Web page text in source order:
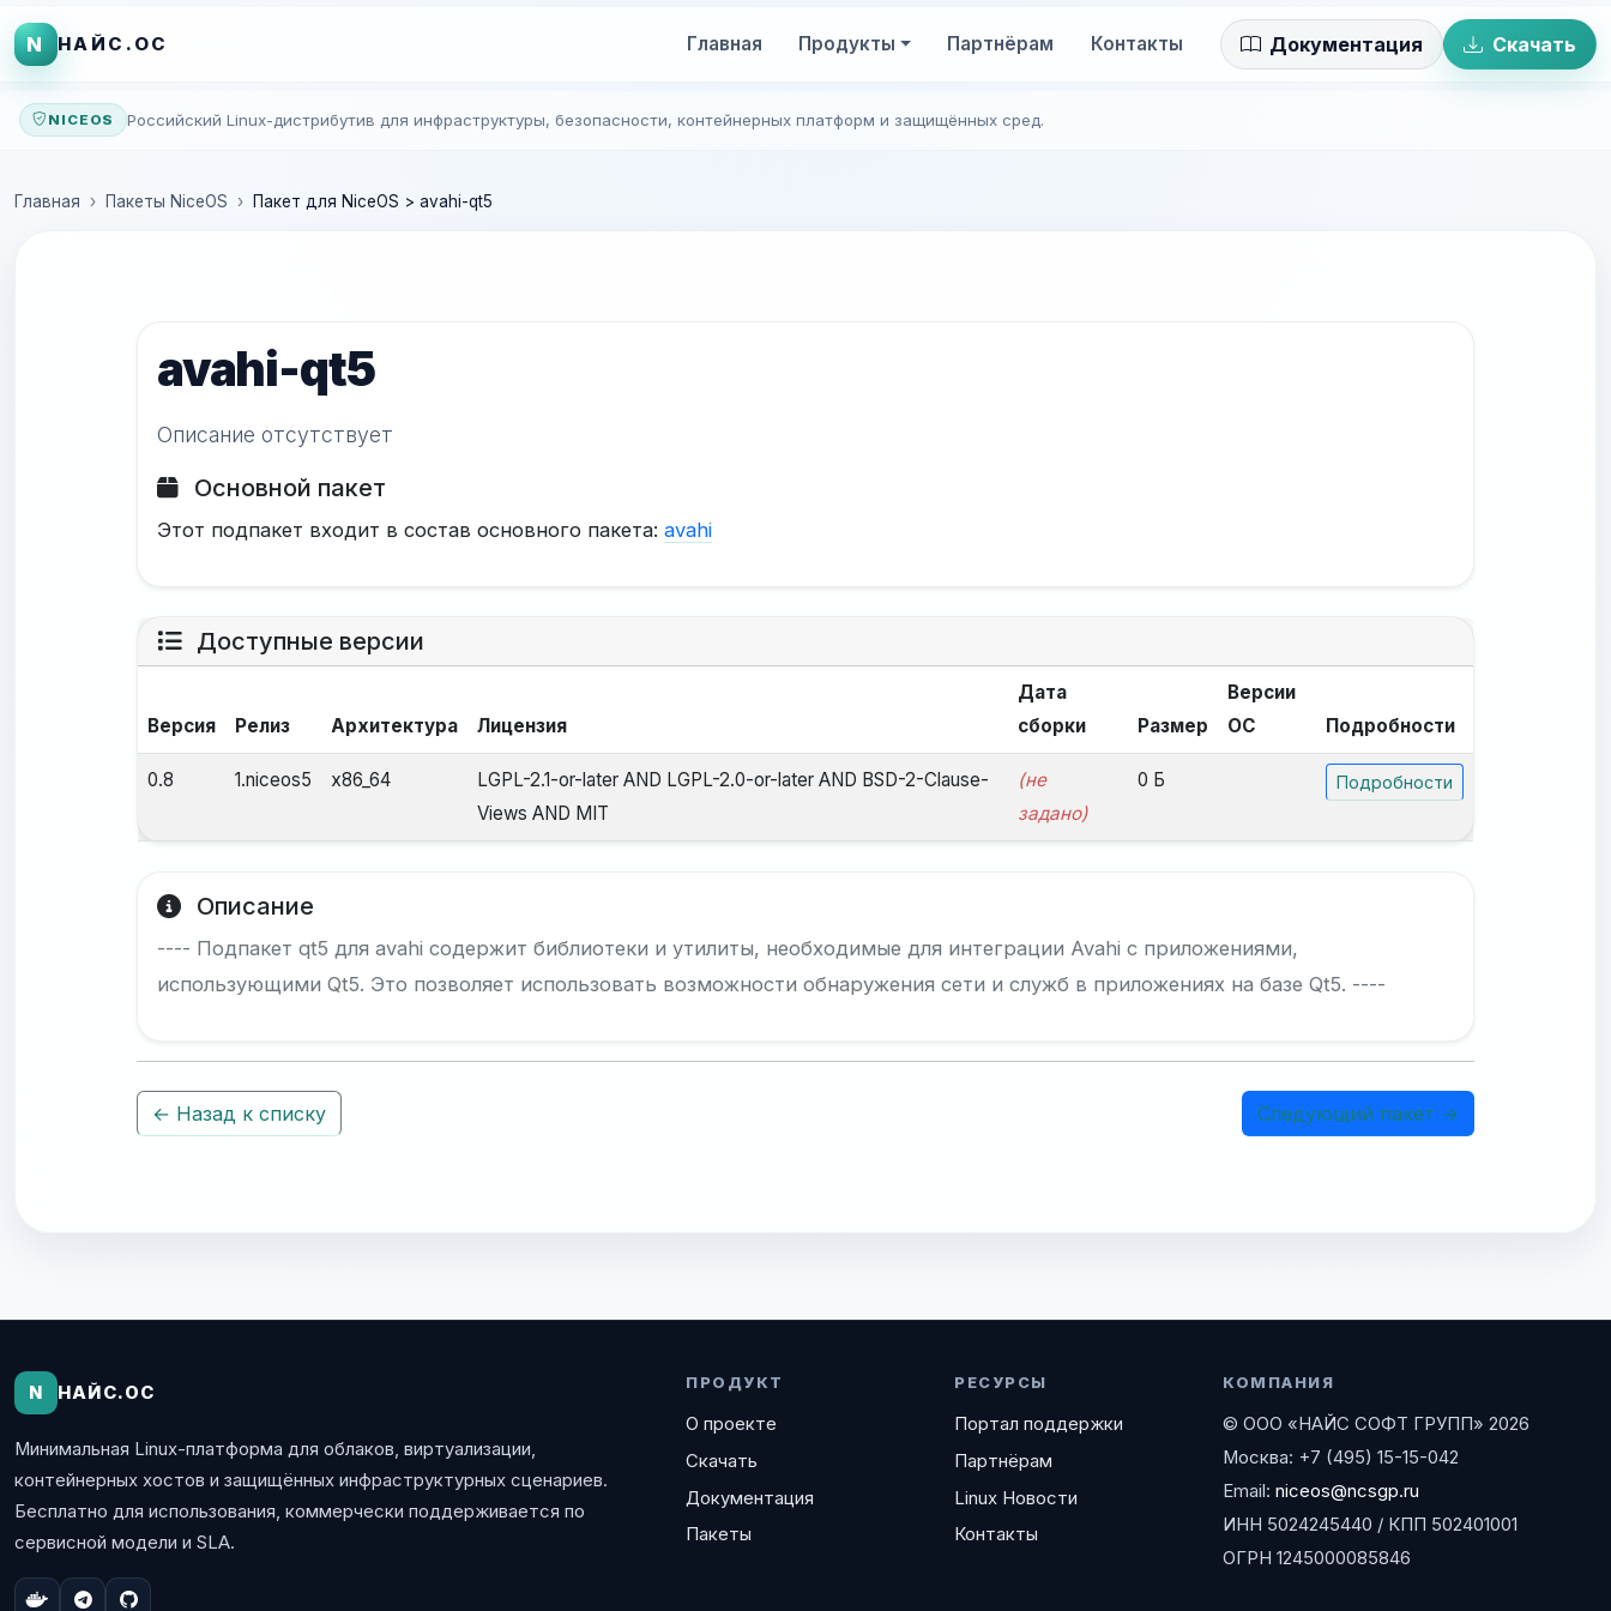
N НАЙС.ОС Главная Продукты Партнёрам Контакты Документация Скачать
NICEOS Российский Linux-дистрибутив для инфраструктуры, безопасности, контейнерных платформ и защищённых сред.
Главная Пакеты NiceOS Пакет для NiceOS > avahi-qt5
avahi-qt5
Описание отсутствует
Основной пакет
Этот подпакет входит в состав основного пакета: avahi
Доступные версии
Версия Релиз Архитектура Лицензия
Дата
сборки
Размер
Версии
ОС
Подробности
0.8 1.niceos5 x86_64
LGPL-2.1-or-later AND LGPL-2.0-or-later AND BSD-2-Clause-
Views AND MIT
(не
задано)
0 Б Подробности
Описание
---- Подпакет qt5 для avahi содержит библиотеки и утилиты, необходимые для интеграции Avahi с приложениями,
использующими Qt5. Это позволяет использовать возможности обнаружения сети и служб в приложениях на базе Qt5. ----
← Назад к списку Следующий пакет →
N НАЙС.ОС
Минимальная Linux-платформа для облаков, виртуализации,
контейнерных хостов и защищённых инфраструктурных сценариев.
Бесплатно для использования, коммерчески поддерживается по
сервисной модели и SLA.
ПРОДУКТ
О проекте
Скачать
Документация
Пакеты
РЕСУРСЫ
Портал поддержки
Партнёрам
Linux Новости
Контакты
КОМПАНИЯ
© ООО «НАЙС СОФТ ГРУПП» 2026
Москва: +7 (495) 15-15-042
Email: niceos@ncsgp.ru
ИНН 5024245440 / КПП 502401001
ОГРН 1245000085846